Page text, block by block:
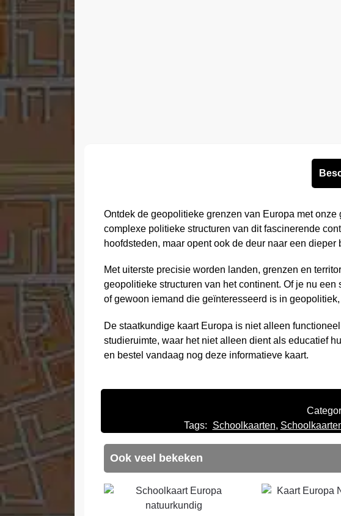
Ontdek de geopolitieke grenzen van Europa met
complexe politieke structuren van dit fascinerende
hoofdsteden, maar opent ook de deur naar een
Met uiterste precisie worden landen, grenzen en
geopolitieke structuren van het continent. Of je nu
of gewoon iemand die geïnteresseerd is in
De staatkundige kaart Europa is niet alleen
studieruimte, waar het niet alleen dient als educatief
en bestel vandaag nog deze informatieve kaart.
Tags:
Schoolkaarten,
Ook veel bekeken